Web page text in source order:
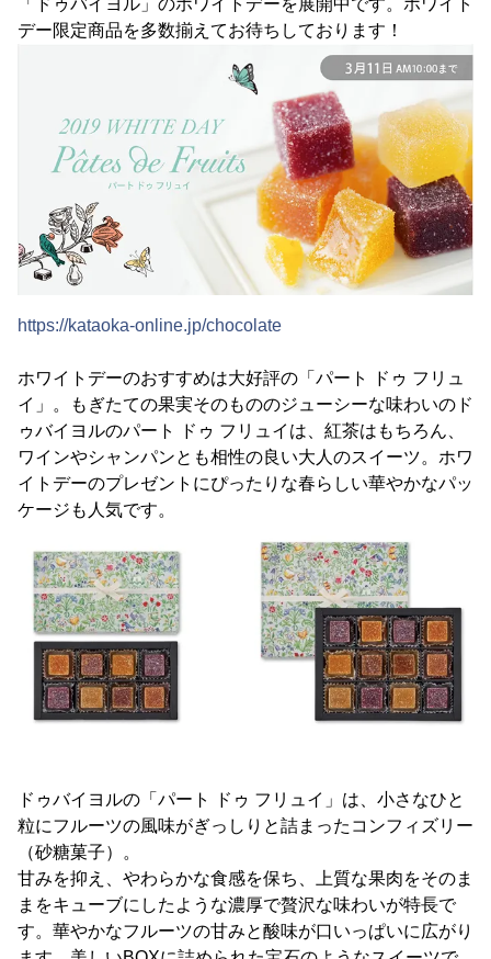
「ドゥバイヨル」のホワイトデーを展開中です。ホワイト
デー限定商品を多数揃えてお待ちしております！
https://kataoka-online.jp/chocolate
ホワイトデーのおすすめは大好評の「パート ドゥ フリュ
イ」。もぎたての果実そのもののジューシーな味わいのド
ゥバイヨルのパート ドゥ フリュイは、紅茶はもちろん、
ワインやシャンパンとも相性の良い大人のスイーツ。ホワ
イトデーのプレゼントにぴったりな春らしい華やかなパッ
ケージも人気です。
ドゥバイヨルの「パート ドゥ フリュイ」は、小さなひと
粒にフルーツの風味がぎっしりと詰まったコンフィズリー
（砂糖菓子）。
甘みを抑え、やわらかな食感を保ち、上質な果肉をそのま
まをキューブにしたような濃厚で贅沢な味わいが特長で
す。華やかなフルーツの甘みと酸味が口いっぱいに広がり